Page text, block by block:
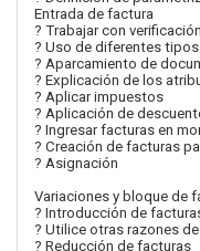
Entrada de factura
? Trabajar con
? Uso de diferentes
? Aparcamiento de
? Explicación de los
? Aplicar impuestos
? Aplicación de
? Ingresar facturas en
? Creación de facturas
? Asignación
Variaciones y bloque de
? Introducción de
? Utilice otras razones
? Reducción de facturas